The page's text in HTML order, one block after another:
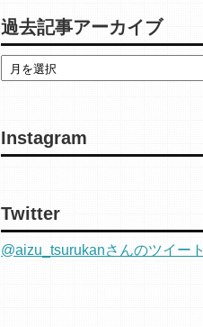
過去記事アーカイブ
Instagram
Twitter
@aizu_tsurukanさんのツイート